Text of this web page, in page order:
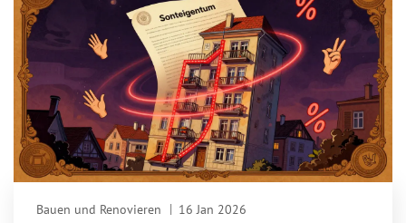
Bauen und Renovieren 16 Jan 2026